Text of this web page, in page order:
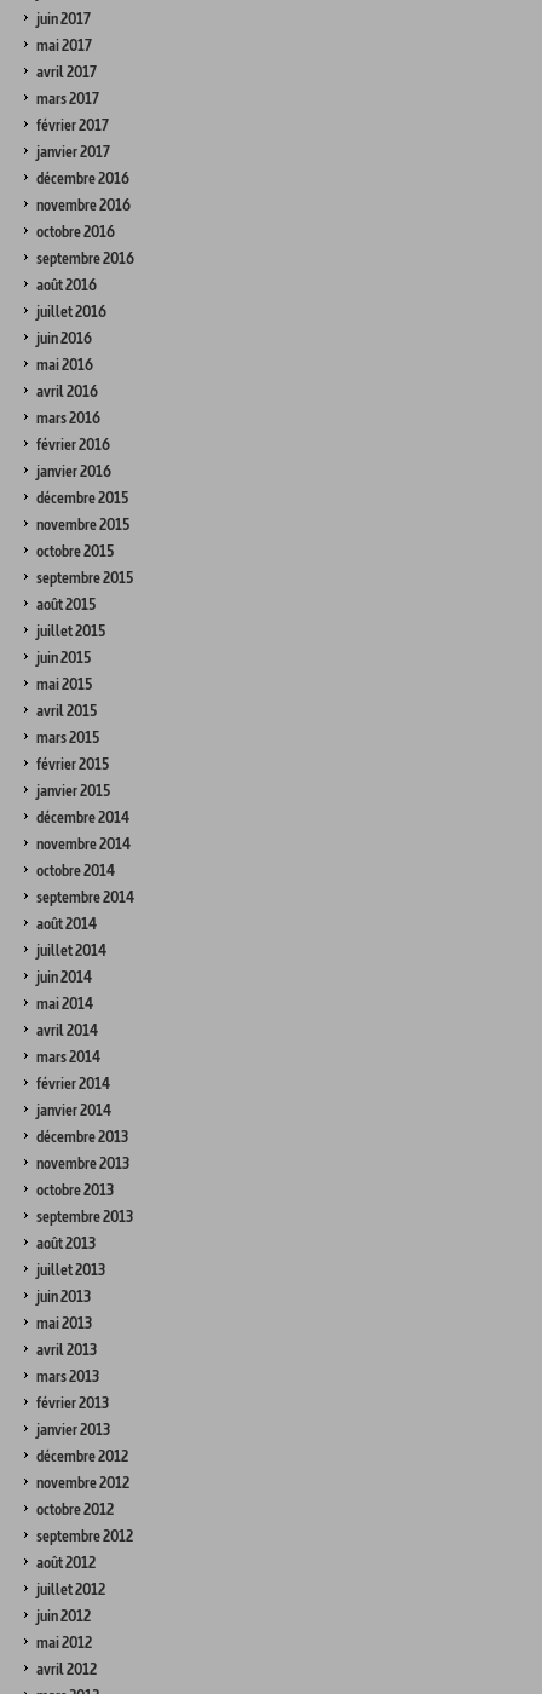
juin 2017
mai 2017
avril 2017
mars 2017
février 2017
janvier 2017
décembre 2016
novembre 2016
octobre 2016
septembre 2016
août 2016
juillet 2016
juin 2016
mai 2016
avril 2016
mars 2016
février 2016
janvier 2016
décembre 2015
novembre 2015
octobre 2015
septembre 2015
août 2015
juillet 2015
juin 2015
mai 2015
avril 2015
mars 2015
février 2015
janvier 2015
décembre 2014
novembre 2014
octobre 2014
septembre 2014
août 2014
juillet 2014
juin 2014
mai 2014
avril 2014
mars 2014
février 2014
janvier 2014
décembre 2013
novembre 2013
octobre 2013
septembre 2013
août 2013
juillet 2013
juin 2013
mai 2013
avril 2013
mars 2013
février 2013
janvier 2013
décembre 2012
novembre 2012
octobre 2012
septembre 2012
août 2012
juillet 2012
juin 2012
mai 2012
avril 2012